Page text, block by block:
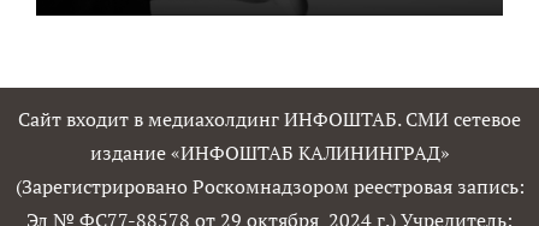
Сайт входит в медиахолдинг ИНФОШТАБ. СМИ сетевое
издание «ИНФОШТАБ КАЛИНИНГРАД»
(Зарегистрировано Роскомнадзором реестровая запись:
Эл № ФС77-88578 от 29 октября 2024 г.) Учредитель: